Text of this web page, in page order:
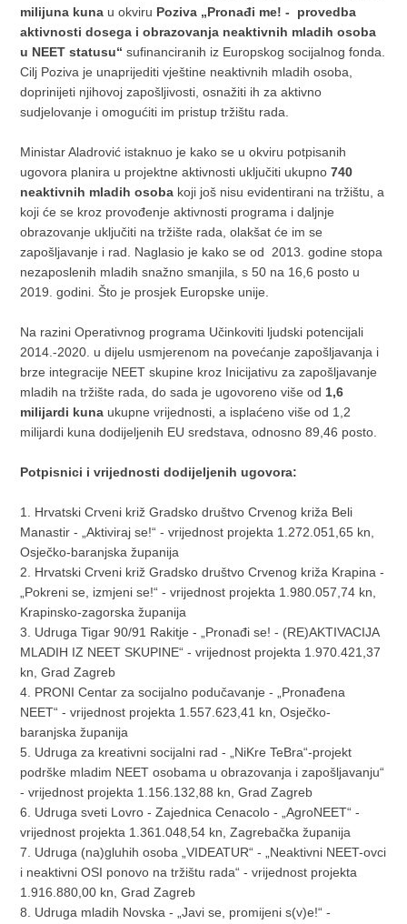
milijuna kuna u okviru Poziva „Pronađi me! - provedba
aktivnosti dosega i obrazovanja neaktivnih mladih osoba
u NEET statusu“ sufinanciranih iz Europskog socijalnog fonda.
Cilj Poziva je unaprijediti vještine neaktivnih mladih osoba,
doprinijeti njihovoj zapošljivosti, osnažiti ih za aktivno
sudjelovanje i omogućiti im pristup tržištu rada.
Ministar Aladrović istaknuo je kako se u okviru potpisanih
ugovora planira u projektne aktivnosti uključiti ukupno740
neaktivnih mladih osoba koji još nisu evidentirani na tržištu, a
koji će se kroz provođenje aktivnosti programa i daljnje
obrazovanje uključiti na tržište rada, olakšat će im se
zapošljavanje i rad. Naglasio je kako se od 2013. godine stopa
nezaposlenih mladih snažno smanjila, s 50 na 16,6 posto u
2019. godini. Što je prosjek Europske unije.
Na razini Operativnog programa Učinkoviti ljudski potencijali
2014.-2020. u dijelu usmjerenom na povećanje zapošljavanja i
brze integracije NEET skupine kroz Inicijativu za zapošljavanje
mladih na tržište rada, do sada je ugovoreno više od 1,6
milijardi kuna ukupne vrijednosti, a isplaćeno više od 1,2
milijardi kuna dodijeljenih EU sredstava, odnosno 89,46 posto.
Potpisnici i vrijednosti dodijeljenih ugovora:
1. Hrvatski Crveni križ Gradsko društvo Crvenog križa Beli
Manastir - „Aktiviraj se!“ - vrijednost projekta 1.272.051,65 kn,
Osječko-baranjska županija
2. Hrvatski Crveni križ Gradsko društvo Crvenog križa Krapina -
„Pokreni se, izmjeni se!“ - vrijednost projekta 1.980.057,74 kn,
Krapinsko-zagorska županija
3. Udruga Tigar 90/91 Rakitje - „Pronađi se! - (RE)AKTIVACIJA
MLADIH IZ NEET SKUPINE“ - vrijednost projekta 1.970.421,37
kn, Grad Zagreb
4. PRONI Centar za socijalno podučavanje - „Pronađena
NEET“ - vrijednost projekta 1.557.623,41 kn, Osječko-
baranjska županija
5. Udruga za kreativni socijalni rad - „NiKre TeBra“-projekt
podrške mladim NEET osobama u obrazovanja i zapošljavanju“
- vrijednost projekta 1.156.132,88 kn, Grad Zagreb
6. Udruga sveti Lovro - Zajednica Cenacolo - „AgroNEET“ -
vrijednost projekta 1.361.048,54 kn, Zagrebačka županija
7. Udruga (na)gluhih osoba „VIDEATUR“ - „Neaktivni NEET-ovci
i neaktivni OSI ponovo na tržištu rada“ - vrijednost projekta
1.916.880,00 kn, Grad Zagreb
8. Udruga mladih Novska - „Javi se, promijeni s(v)e!“ -